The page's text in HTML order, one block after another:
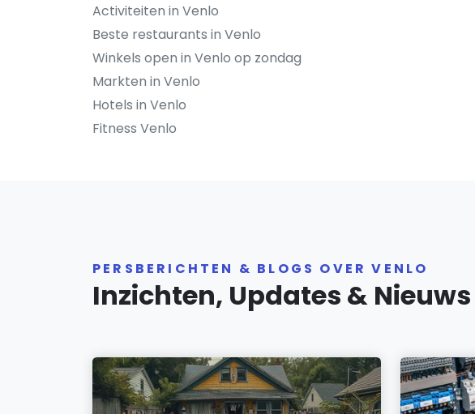
Activiteiten in Venlo
Beste restaurants in Venlo
Winkels open in Venlo op zondag
Markten in Venlo
Hotels in Venlo
Fitness Venlo
PERSBERICHTEN & BLOGS OVER VENLO
Inzichten, Updates & Nieuws